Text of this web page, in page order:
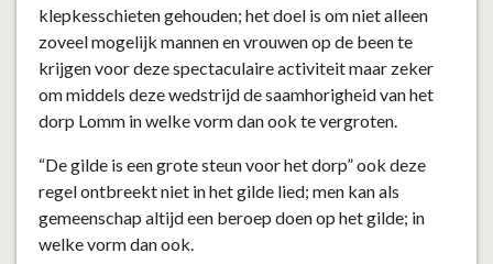
klepkesschieten gehouden; het doel is om niet alleen
zoveel mogelijk mannen en vrouwen op de been te
krijgen voor deze spectaculaire activiteit maar zeker
om middels deze wedstrijd de saamhorigheid van het
dorp Lomm in welke vorm dan ook te vergroten.
“De gilde is een grote steun voor het dorp” ook deze
regel ontbreekt niet in het gilde lied; men kan als
gemeenschap altijd een beroep doen op het gilde; in
welke vorm dan ook.